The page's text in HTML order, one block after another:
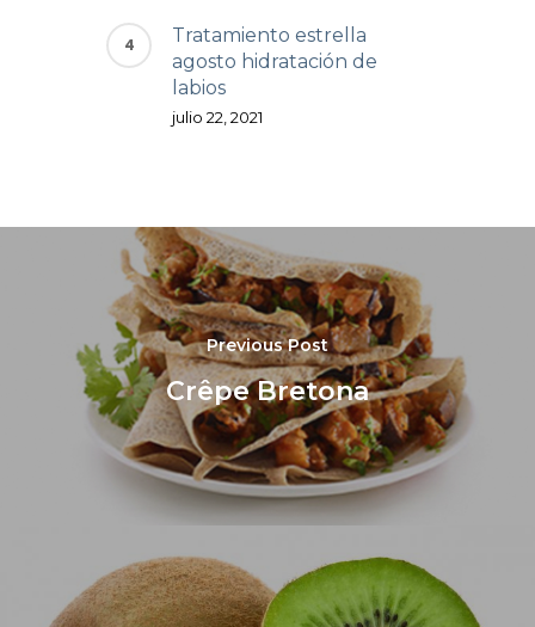
Tratamiento estrella
agosto hidratación de
labios
julio 22, 2021
Previous Post
Crêpe Bretona